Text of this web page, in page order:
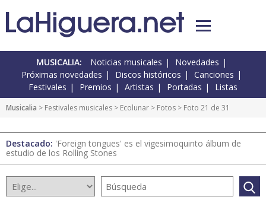
MUSICALIA: Noticias musicales
Novedades
Próximas novedades
Discos históricos
Canciones
Festivales
Premios Artistas Portadas Listas
Musicalia > Festivales musicales > Ecolunar > Fotos > Foto 21 de 31
Destacado: 'Foreign tongues' es el vigesimoquinto álbum de
estudio de los Rolling Stones